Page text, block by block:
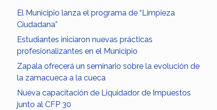
El Municipio lanza el programa de “Limpieza
Ciudadana”
Estudiantes iniciaron nuevas prácticas
profesionalizantes en el Municipio
Zapala ofrecerá un seminario sobre la evolución de
la zamacueca a la cueca
Nueva capacitación de Liquidador de Impuestos
junto al CFP 30